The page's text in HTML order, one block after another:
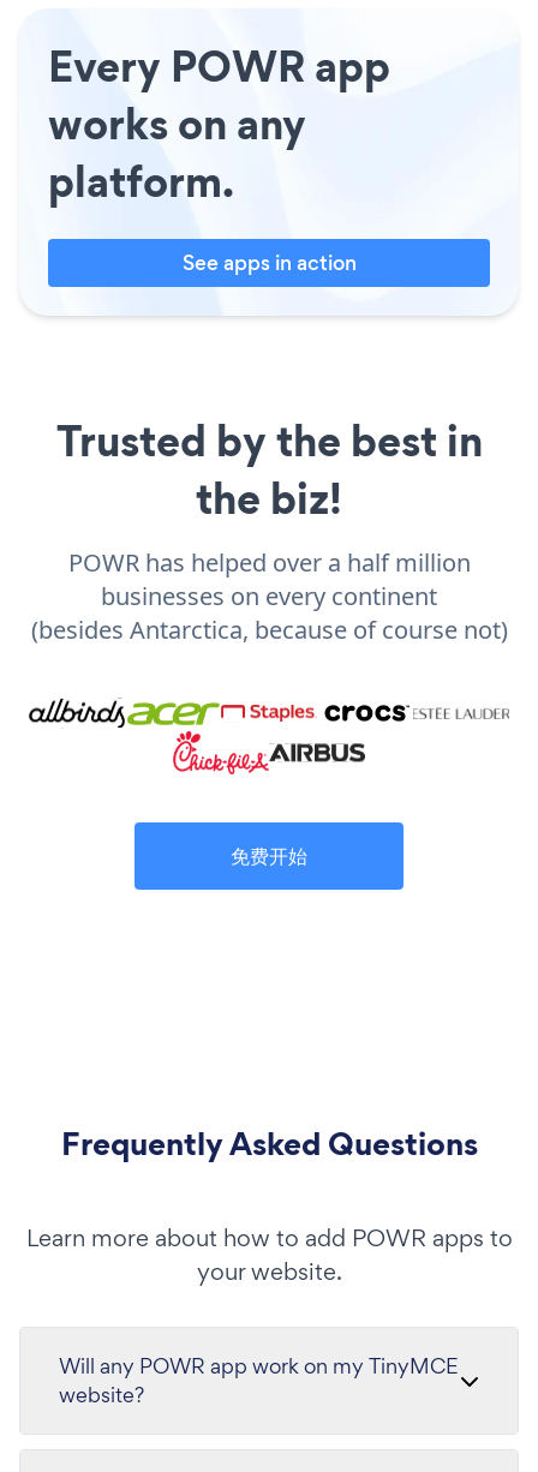
Every POWR app
works on any
platform.
See apps in action
Trusted by the best in
the biz!
POWR has helped over a half million
businesses on every continent
(besides Antarctica, because of course not)
免费开始
Frequently Asked Questions
Learn more about how to add POWR apps to
your website.
Will any POWR app work on my TinyMCE
website?